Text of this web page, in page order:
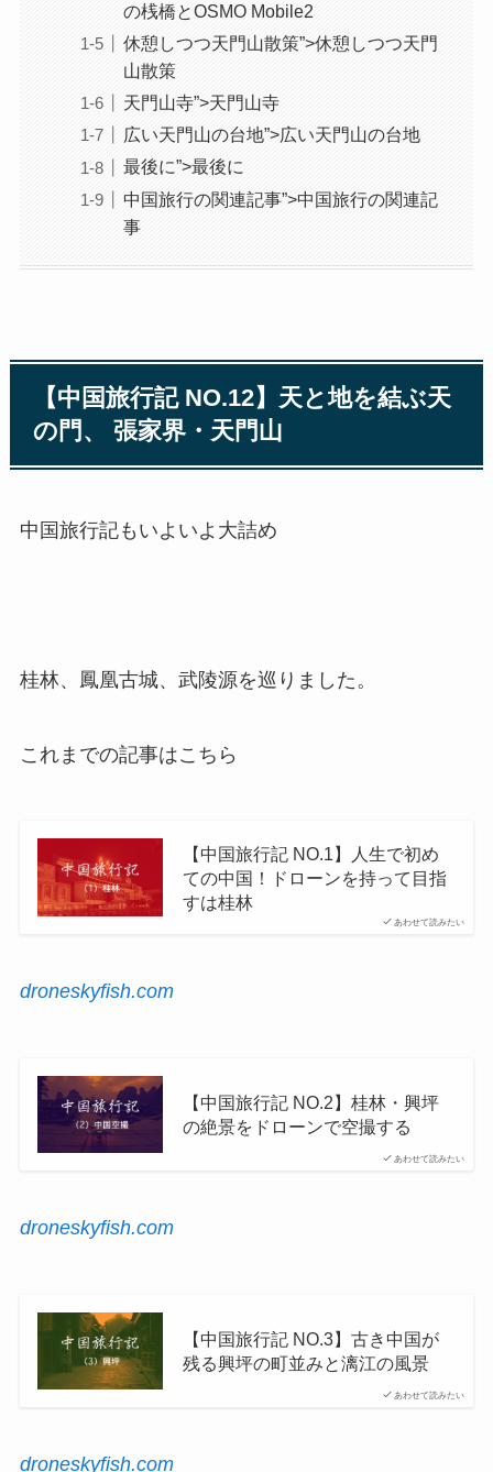
の桟橋とOSMO Mobile2
休憩しつつ天門山散策”>休憩しつつ天門
山散策
天門山寺”>天門山寺
広い天門山の台地”>広い天門山の台地
最後に”>最後に
中国旅行の関連記事”>中国旅行の関連記
事
【中国旅行記 NO.12】天と地を結ぶ天
の門、 張家界・天門山
中国旅行記もいよいよ大詰め
桂林、鳳凰古城、武陵源を巡りました。
これまでの記事はこちら
あわせて読みたい
【中国旅行記 NO.1】人生で初め
ての中国！ドローンを持って目指
すは桂林
droneskyfish.com
あわせて読みたい
【中国旅行記 NO.2】桂林・興坪
の絶景をドローンで空撮する
droneskyfish.com
あわせて読みたい
【中国旅行記 NO.3】古き中国が
残る興坪の町並みと漓江の風景
droneskyfish.com